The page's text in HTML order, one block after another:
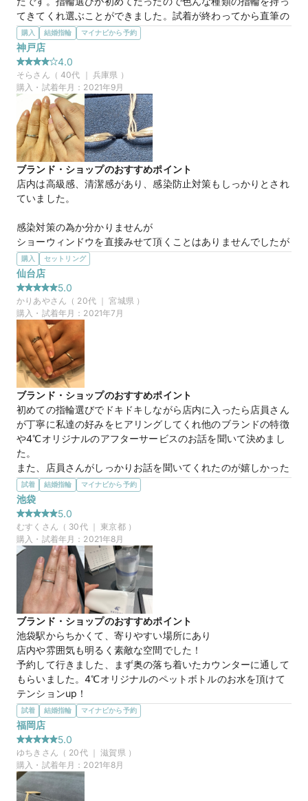
になる！などと提案することができて、選択の幅が広がりまし
た。
価格帯
マイナビ限定 来店特典
この店舗のおすすめ特典情報
【４℃ BRIDAL】マイナビウエディングから”10,000円分”の特典を
プレゼント
てきてくれ選ぶことができました。試着が終わってから直筆の
お手紙を頂き嬉しかったです。
選んだ商品を気に入った理由
最初は漠然とウェーブがよかったのですが、いざ試着してみる
とあまり似合いませんでした。ウェーブのきついものだと浮い
てしまう感じになってしまいました。なので、ストレートの指
輪を着けてみると意外と似合うことが分かり婚約指輪と結婚指
輪もストレートにすることにしました。
商品名 pureness eternally
価格帯 30万円
この店舗のおすすめ特典情報
【４℃ BRIDAL】マイナビウエディングから”10,000円分”の特典を
プレゼント
購入 結婚指輪 マイナビから予約
神戸店
4.0
そら さん（40代 ｜兵庫県 ）
購入・試着年月： 2021年9月
ブランド・ショップのおすすめポイント
店内は高級感、清潔感があり、感染防止対策もしっかりとされ
ていました。
感染対策の為か分かりませんが
ショーウィンドウを直接みせて頂くことはありませんでしたが
入店時のアンケートに沿って、希望に見合うものをチョイスし
て下さり、沢山見せていただきました。
アフターサービスも万全（石の補償や指輪の紛失の際に特別価
格で同じものを作ってくれるなどの補償までついていました）
で店舗が多いので気軽にクリーニングなどをお願いしやすいの
も良いと思います。
キャンペーン期間中で
豪華特典があったのも良かったです！
選んだ商品を気に入った理由
指輪に対しての『運命の出会い』の様なものはなく、気に入っ
た商品から2人で総合的に検討して決めました。
まず、色々見たお店の中で
4℃ブライダルのダイヤが一番綺麗だと思いました。
中でもこちらの指輪の輝き方が、しっかり綺麗なのに上品で主
張しすぎず、一番素敵だと思いました。
シンプルだけどデザイン性もあり
『LINK-約束-』という商品名と指輪に込められた意味も気に入
りました。
他の方の4℃ブライダルのレビューを、他サイトも含めて沢山
見ましたが、
『LINK』を選ばれている方を見かけなかったので
既製品だけど、他人と被りにくいと思ったのもポイントでし
た。
この店舗の良かったところ
いつ伺っても、予約なしで突然伺ってしまっても、とても丁寧
な対応をして下さいました。
押し売りの様な接客も一切ありませんでした。
どのお店よりも丁寧な手書きのお手紙をいただいたりもして心
が暖かくなりました。
帰り際は、店舗の外に出て、必ず姿が見えなくなるまで見送っ
て下さいました。（他のお店でこの様な事をされているお店
は、私が行った中ではありませんでした。）
購入 セットリング
仙台店
5.0
かりあやさん（ 20代 ｜宮城県 ）
購入・試着年月： 2021年7月
ブランド・ショップのおすすめポイント
初めての指輪選びでドキドキしながら店内に入ったら店員さん
が丁寧に私達の好みをヒアリングしてくれ他のブランドの特徴
や4℃オリジナルのアフターサービスのお話を聞いて決めまし
た。
また、店員さんがしっかりお話を聞いてくれたのが嬉しかった
です。
選んだ商品を気に入った理由
スタイリッシュでかつシンプルなデザインを探しており、私が
ピンクゴールドの入った指輪を探していたのでドンピシャの指
輪があり即お気に入りになり主人と同じ考えでもあったので購
入しました。
また、キャンペーン期間中ともあり様々なサービスを受けられ
たので決めました。
試着 結婚指輪 マイナビから予約
池袋
5.0
むすく さん（ 30代 ｜ 東京都）
購入・試着年月： 2021年8月
ブランド・ショップのおすすめポイント
池袋駅からちかくて、寄りやすい場所にあり
店内や雰囲気も明るく素敵な空間でした！
予約して行きました、まず奥の落ち着いたカウンターに通して
もらいました。4℃オリジナルのペットボトルのお水を頂けて
テンションup！
自分の好きそうな、デザインや予算などのアンケート用紙を書
く所から始ましました、なので
落ち着いて自分の考えを伝える事ができるかと思います(^^)担
当してくれる方の名刺もいただき、アンケートをもとに好みの
指輪を選んで頂ける形でした！やっぱり指輪はどれも可愛です
ね！！
そして、買ったあとのアフターサービスやメンテナンスが凄い
試着 結婚指輪 マイナビから予約
福岡店
5.0
ゆちき さん（ 20代 ｜滋賀県 ）
購入・試着年月： 2021年8月